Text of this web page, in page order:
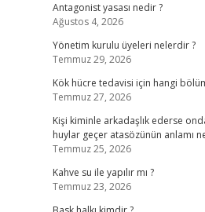
Antagonist yasası nedir ?
Ağustos 4, 2026
Yönetim kurulu üyeleri nelerdir ?
Temmuz 29, 2026
Kök hücre tedavisi için hangi
Temmuz 27, 2026
Kişi kiminle arkadaşlık ederse
huylar geçer atasözünün anlamı
Temmuz 25, 2026
Kahve su ile yapılır mı ?
Temmuz 23, 2026